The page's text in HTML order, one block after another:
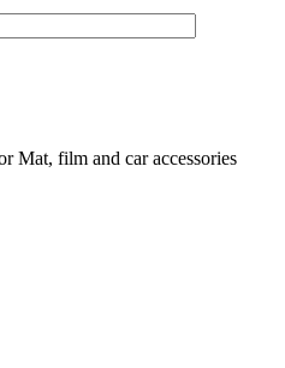
Mat, film and car accessories